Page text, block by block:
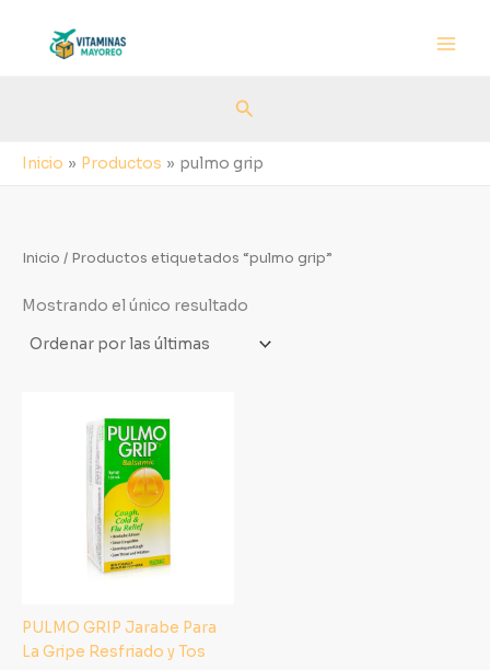
contenido
Buscar
Inicio Productos pulmo grip
Inicio / Productos etiquetados “pulmo grip”
Mostrando el único resultado
PULMO GRIP Jarabe Para
La Gripe Resfriado y Tos